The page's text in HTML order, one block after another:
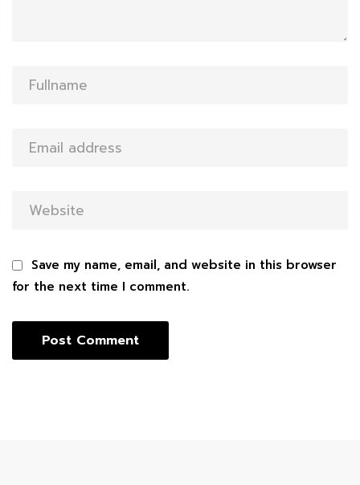
Save my name, email, and website in this browser
for the next time I comment.